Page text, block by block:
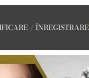
/ ÎNREGISTRARE